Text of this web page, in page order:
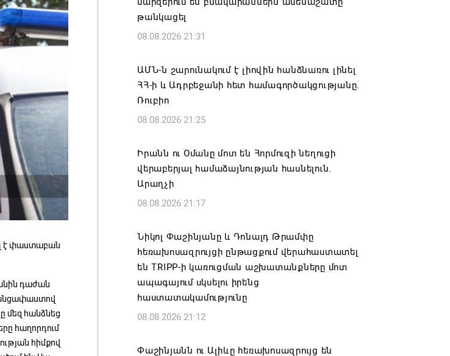
է փաստաբան
դաժան
մեզ հանձնեց
հաղորդում
հիմքով
թանկացել
08.08.2026 21:31
ԱՄՆ-ն շարունակում է լիովին հանձնառու լինել
ՀՀ-ի և Ադրբեջանի հետ համագործակցությանը.
Ռուբիո
08.08.2026 21:25
Իրանն ու Օմանը մոտ են Հորմուզի նեղուցի
վերաբերյալ համաձայնության հասնելուն.
Արաղչի
08.08.2026 21:17
Նիկոլ Փաշինյանը և Դոնալդ Թրամփը
հեռախոսազրույցի ընթացքում վերահաստատել
են TRIPP-ի կառուցման աշխատանքները մոտ
ապագայում սկսելու իրենց
հաստատակամությունը
08.08.2026 21:12
Փաշինյանն ու Ալիևը հեռախոսազրույց են